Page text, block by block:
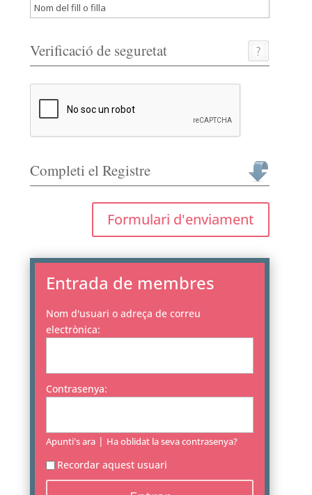
Verificació de seguretat
Completi el Registre
Formulari d'enviament
Entrada de membres
Nom d'usuari o adreça de correu
electrònica:
Contrasenya:
Apunti's ara | Ha oblidat la seva contrasenya?
Recordar aquest usuari